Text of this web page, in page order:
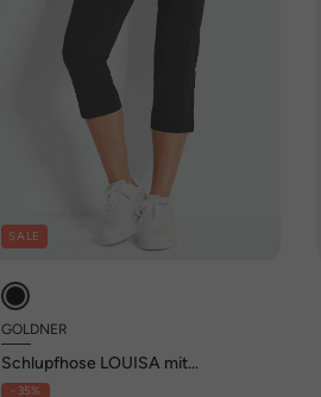
SALE
GOLDNER
Schlupfhose LOUISA mit
Steppnähten
- 35%